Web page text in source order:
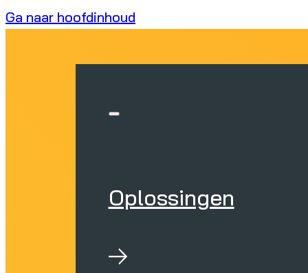
Ga naar hoofdinhoud
Oplossingen